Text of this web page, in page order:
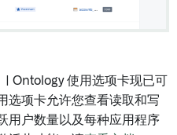
| Ontology 使用选项卡现已可
选项卡允许您查看读取和写
用户数量以及每种应用程序